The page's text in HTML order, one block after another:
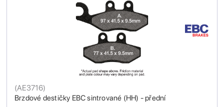
Brzdové destičky EBC sintrované (HH) - přední
(AE3716)